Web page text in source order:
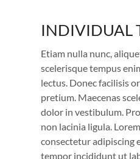
INDIVIDUAL
INDIVIDUAL
Etiam nulla nunc,
scelerisque tempus
lectus. Donec facilisis
pretium. Maecenas
dolor in vestibulum.
non lacinia ligula.
consectetur adipiscing
tempor incididunt ut